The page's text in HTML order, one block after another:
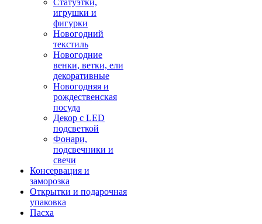
Статуэтки,
игрушки и
фигурки
Новогодний
текстиль
Новогодние
венки, ветки, ели
декоративные
Новогодняя и
рождественская
посуда
Декор с LED
подсветкой
Фонари,
подсвечники и
свечи
Консервация и
заморозка
Открытки и подарочная
упаковка
Пасха